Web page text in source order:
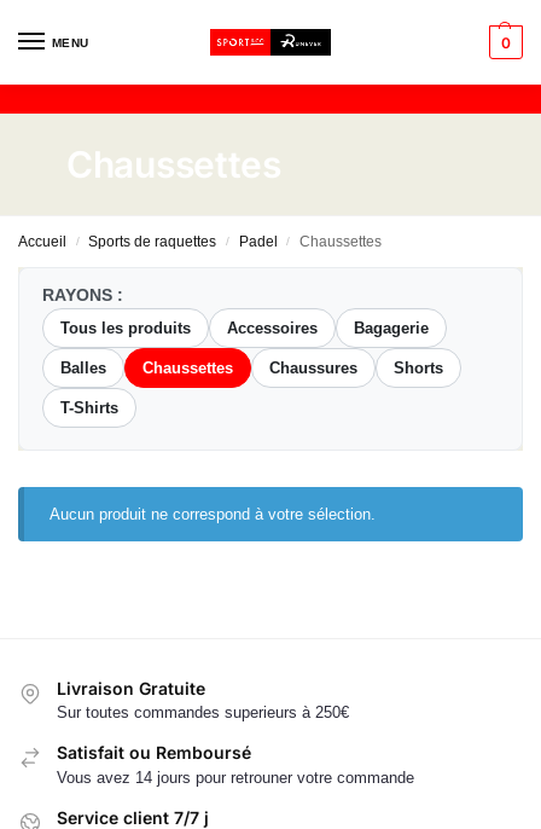
MENU 0
Chaussettes
Accueil / Sports de raquettes / Padel / Chaussettes
RAYONS :
Tous les produits
Accessoires Bagagerie
Balles Chaussettes Chaussures Shorts
T-Shirts
Aucun produit ne correspond à votre sélection.
Livraison Gratuite
Sur toutes commandes superieurs à 250€
Satisfait ou Remboursé
Vous avez 14 jours pour retrouner votre commande
Service client 7/7 j